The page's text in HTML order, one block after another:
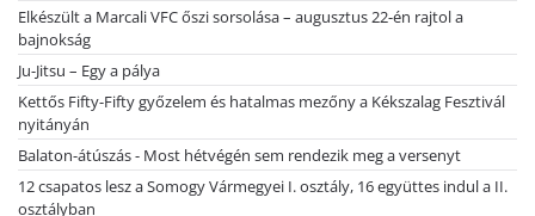
Elkészült a Marcali VFC őszi sorsolása – augusztus 22-én rajtol a
bajnokság
Ju-Jitsu – Egy a pálya
Kettős Fifty-Fifty győzelem és hatalmas mezőny a Kékszalag Fesztivál
nyitányán
Balaton-átúszás - Most hétvégén sem rendezik meg a versenyt
12 csapatos lesz a Somogy Vármegyei I. osztály, 16 együttes indul a II.
osztályban